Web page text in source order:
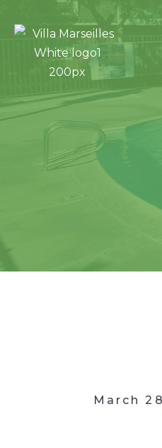
March